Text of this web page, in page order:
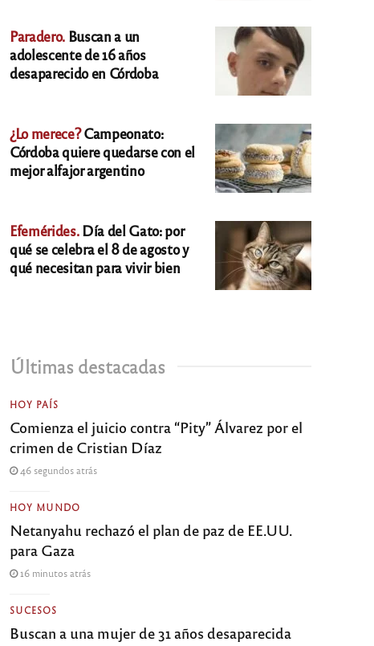
Paradero. Buscan a un
adolescente de 16 años
desaparecido en Córdoba
¿Lo merece?Campeonato:
Córdoba quiere quedarse con el
mejor alfajor argentino
Efemérides.Día del Gato: por
qué se celebra el 8 de agosto y
qué necesitan para vivir bien
Últimas destacadas
HOY PAÍS
Comienza el juicio contra “Pity” Álvarez por el
crimen de Cristian Díaz
46 segundos atrás
HOY MUNDO
Netanyahu rechazó el plan de paz de EE.UU.
para Gaza
16 minutos atrás
SUCESOS
Buscan a una mujer de 31 años desaparecida